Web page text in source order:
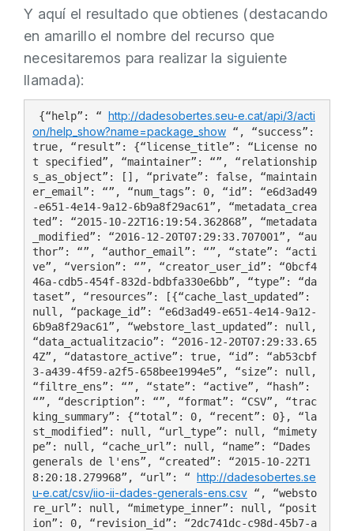
Y aquí el resultado que obtienes (destacando
en amarillo el nombre del recurso que
necesitaremos para realizar la siguiente
llamada):
{“help”: “ http://dadesobertes.seu-e.cat/api/3/acti
on/help_show?name=package_show “, “success”:
true, “result”: {“license_title”: “License no
t specified”, “maintainer”: “”, “relationship
s_as_object”: [], “private”: false, “maintain
er_email”: “”, “num_tags”: 0, “id”: “e6d3ad49
-e651-4e14-9a12-6b9a8f29ac61”, “metadata_crea
ted”: “2015-10-22T16:19:54.362868”, “metadata
_modified”: “2016-12-20T07:29:33.707001”, “au
thor”: “”, “author_email”: “”, “state”: “acti
ve”, “version”: “”, “creator_user_id”: “0bcf4
46a-cdb5-454f-832d-bdbfa330e6bb”, “type”: “da
taset”, “resources”: [{“cache_last_updated”:
null, “package_id”: “e6d3ad49-e651-4e14-9a12-
6b9a8f29ac61”, “webstore_last_updated”: null,
“data_actualitzacio”: “2016-12-20T07:29:33.65
4Z”, “datastore_active”: true, “id”: “ab53cbf
3-a439-4f59-a2f5-658bee1994e5”, “size”: null,
“filtre_ens”: “”, “state”: “active”, “hash”:
“”, “description”: “”, “format”: “CSV”, “trac
king_summary”: {“total”: 0, “recent”: 0}, “la
st_modified”: null, “url_type”: null, “mimety
pe”: null, “cache_url”: null, “name”: “Dades
generals de l'ens”, “created”: “2015-10-22T1
8:20:18.279968”, “url”: “ http://dadesobertes.se
u-e.cat/csv/iio-ii-dades-generals-ens.csv “, “websto
re_url”: null, “mimetype_inner”: null, “posit
ion”: 0, “revision_id”: “2dc741dc-c98d-45b7-a